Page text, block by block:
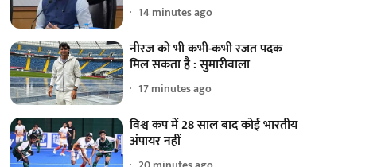
14 minutes ago
नीरज को भी कभी-कभी रजत पदक
मिल सकता है : सुमारीवाला
17 minutes ago
विश्व कप में 28 साल बाद कोई भारतीय
अंपायर नहीं